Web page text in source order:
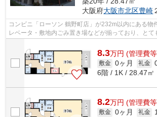
大阪府大阪市北区豊崎
コンビニ「ローソン 鶴野町店」が232m以内にある物
レベータ・敷地内ごみ置き場などが揃っており、とて
風良好で常に新鮮な空気を送り込むマン...
8.3万円 (管理費
敷金 0ヶ月 礼金
6階 / 1K / 28.47㎡
8.2万円 (管理費
敷金 0ヶ月 礼金